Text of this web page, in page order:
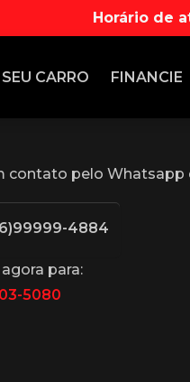
Horário de
SEU CARRO FINANCIE
contato pelo
4884
para:
5080